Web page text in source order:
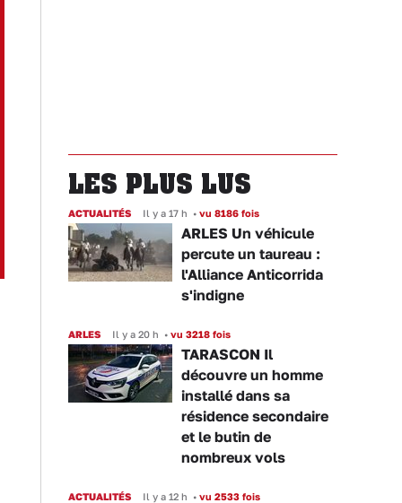
LES PLUS LUS
ACTUALITÉS Il y a 17 h • vu 8186 fois
ARLES Un véhicule
percute un taureau :
l'Alliance Anticorrida
s'indigne
ARLES Il y a 20 h • vu 3218 fois
TARASCON Il
découvre un homme
installé dans sa
résidence secondaire
et le butin de
nombreux vols
ACTUALITÉS Il y a 12 h • vu 2533 fois